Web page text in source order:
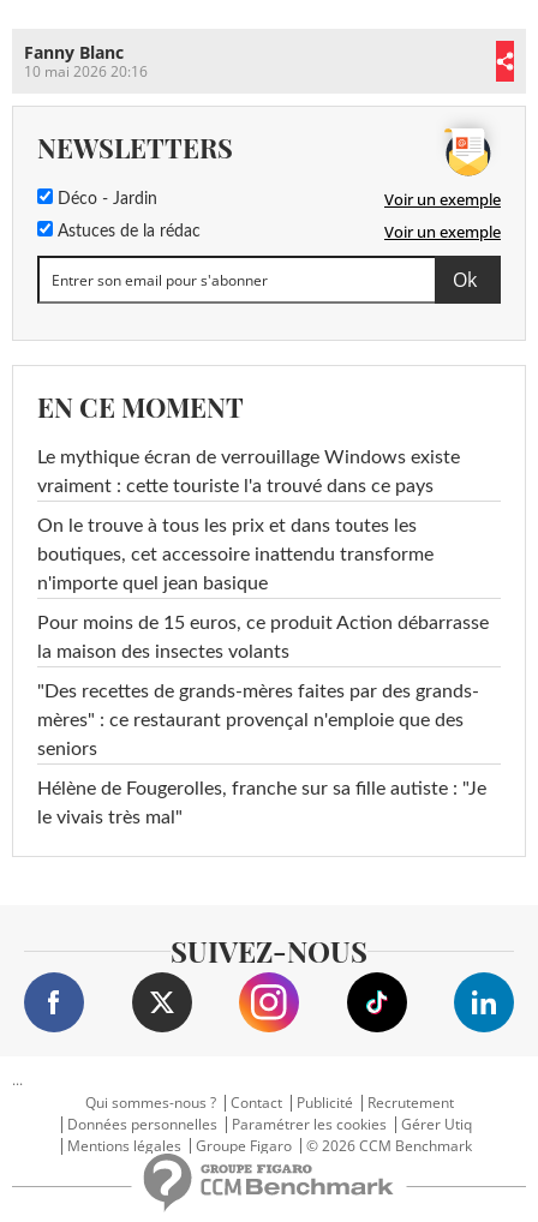
Fanny Blanc
10 mai 2026 20:16
NEWSLETTERS
Déco - Jardin Voir un exemple
Astuces de la rédac Voir un exemple
EN CE MOMENT
Le mythique écran de verrouillage Windows existe
vraiment : cette touriste l'a trouvé dans ce pays
On le trouve à tous les prix et dans toutes les
boutiques, cet accessoire inattendu transforme
n'importe quel jean basique
Pour moins de 15 euros, ce produit Action débarrasse
la maison des insectes volants
"Des recettes de grands-mères faites par des grands-
mères" : ce restaurant provençal n'emploie que des
seniors
Hélène de Fougerolles, franche sur sa fille autiste : "Je
le vivais très mal"
SUIVEZ-NOUS
...
Qui sommes-nous ?
Contact Publicité
Recrutement
Données personnelles
Paramétrer les cookies
Gérer Utiq
Mentions légales
Groupe Figaro © 2026 CCM Benchmark